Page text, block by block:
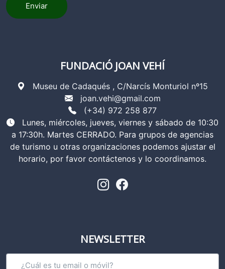
Enviar
FUNDACIÓ JOAN VEHÍ
Museu de Cadaqués , C/Narcís Monturiol nº15
joan.vehi@gmail.com
(+34) 972 258 877
Lunes, miércoles, jueves, viernes y sábado de 10:30
a 17:30h. Martes CERRADO. Para grupos de agencias
de turismo u otras organizaciones podemos ajustar el
horario, por favor contáctenos y lo coordinamos.
NEWSLETTER